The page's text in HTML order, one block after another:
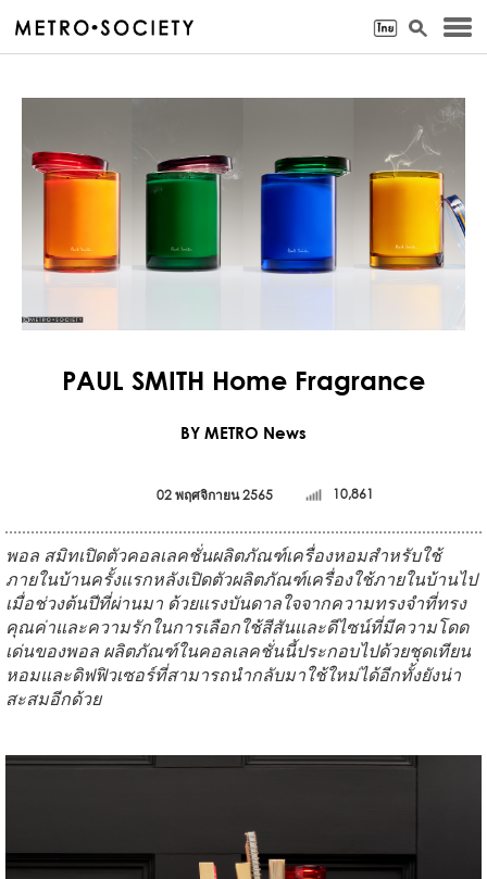
PAUL SMITH Home Fragrance
BY METRO News
02 พฤศจิกายน 2565 10,861
พอล สมิทเปิดตัวคอลเลคชั่นผลิตภัณฑ์เครื่องหอมสำหรับใช้
ภายในบ้านครั้งแรกหลังเปิดตัวผลิตภัณฑ์เครื่องใช้ภายในบ้านไป
เมื่อช่วงต้นปีที่ผ่านมา ด้วยแรงบันดาลใจจากความทรงจำที่ทรง
คุณค่าและความรักในการเลือกใช้สีสันและดีไซน์ที่มีความโดด
เด่นของพอล ผลิตภัณฑ์ในคอลเลคชั่นนี้ประกอบไปด้วยชุดเทียน
หอมและดิฟฟิวเซอร์ที่สามารถนำกลับมาใช้ใหม่ได้อีกทั้งยังน่า
สะสมอีกด้วย